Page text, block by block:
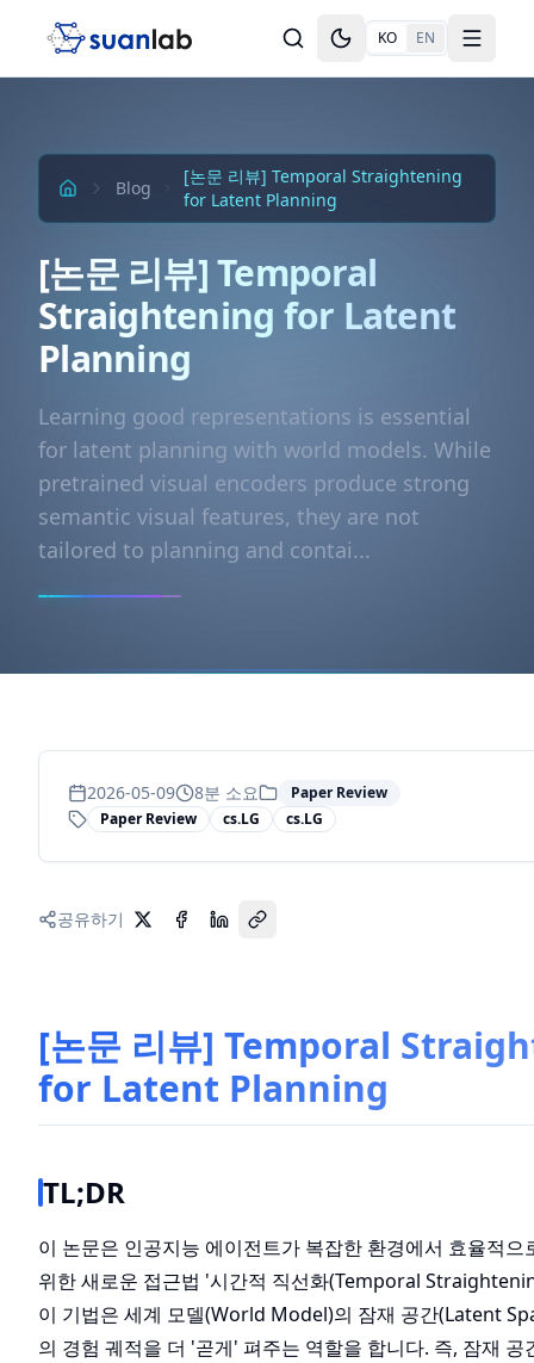
Toggle theme
KO EN Toggle
Blog
[논문 리뷰] Temporal Straightening
for Latent Planning
[논문 리뷰] Temporal
Straightening for Latent
Planning
Learning good representations is essential
for latent planning with world models. While
pretrained visual encoders produce strong
semantic visual features, they are not
tailored to planning and contai...
2026-05-09 8분 소요
Paper Review
Paper Review
cs.LG cs.LG
공유하기
[논문 리뷰] Temporal
for Latent Planning
TL;DR
이 논문은 인공지능 에이전트가 복잡한 환경에서 효율적으
위한 새로운 접근법 '시간적 직선화(Temporal
이 기법은 세계 모델(World Model)의 잠재 공간(Latent
의 경험 궤적을 더 '곧게' 펴주는 역할을 합니다. 즉, 잠재 공